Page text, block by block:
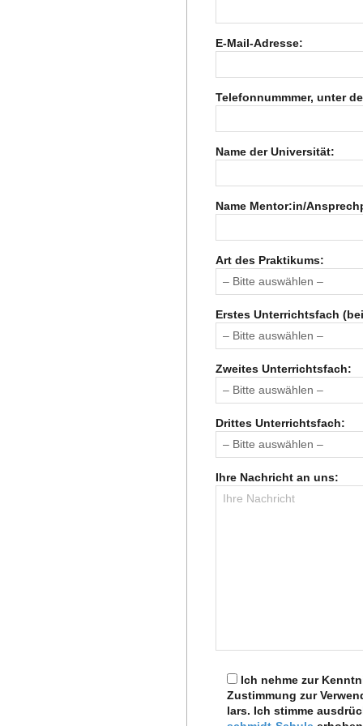
E‑Mail-Adresse:
Tele­fon­numm­mer, unter
Name der Universität:
Name Mentor:in/
Art des Praktikums:
Ers­tes Unter­richts­fach
Zwei­tes Unterrichtsfach:
Drit­tes Unterrichtsfach:
Ihre Nach­richt an uns:
Ich nehme zur
Zustim­mung zur
lars. Ich stimme